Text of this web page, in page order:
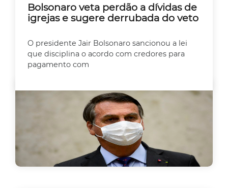
Bolsonaro veta perdão a dívidas de
igrejas e sugere derrubada do veto
O presidente Jair Bolsonaro sancionou a lei
que disciplina o acordo com credores para
pagamento com